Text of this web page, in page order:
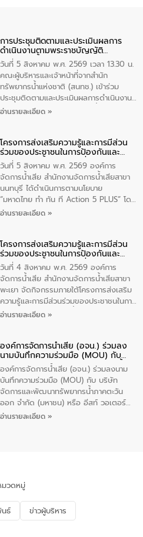
การประชุมติดตามและประเมินผลการ
ดำเนินงานตามพระราชบัญญัติ
ทรัพยากรน้ำ พ.ศ. 2561 ประจำ
ปีงบประมาณ พ.ศ. 2569
วันที่ 5 สิงหาคม พ.ศ. 2569 เวลา 13.30 น.
คณะผู้บริหารและเจ้าหน้าที่จากสำนัก
ทรัพยากรน้ำแห่งชาติ (สนทช.) เข้าร่วม
ประชุมติดตามและประเมินผลการดำเนินงาน
ตามพระราชบัญญัติทรัพยากรน้ำ พ.ศ. 2561
วัดสิงห์ จังหวัดชัยนาท โดยมีนายแสงชัย
สุขชื่น นายกเทศมนตรีตำบลวัดสิงห์ คณะผู้
บริหารเทศบาลตำบลวัดสิงห์ ผู้นำชุมชน และ
ประชาชนในพื้นที่เทศบาลตำบลวัดสิงก์ที่มี
ส่วนได้ส่วนเสียในโครงก่อสร้างศูนย์บริหาร
จัดการคุณภาพน้ำเทศบาลตำบลวัดสิงห์
จังหวัดชัยนาท ให้การต้อนรับ
อ่านรายละเอียด »
โครงการส่งเสริมความรู้และการมีส่วน
ร่วมของประชาชนในการป้องกันและ
แก้ไขปัญหาน้ำเสียอย่างยั่งยืน
วันที่ 5 สิงหาคม พ.ศ. 2569 องค์การ
จัดการน้ำเสีย สำนักงานจัดการน้ำเสียสาขา
นนทบุรี ได้ดำเนินการตามนโยบาย
“มหาดไทย ทำ ทัน ที Action 5 PLUS” โดย
จัดโครงการส่งเสริมความรู้และการมีส่วน
“ชุมชนร่วมใจ น้ำใสยั่งยืน” ได้บรรยายให้
ความรู้เกี่ยวกับการจัดการน้ำเสียและการใช้
ถังดักไขมันให้แก่นักเรียนโรงเรียนวัดบ่อ
(นันทวิทยา) เทศบาลนครปากเกร็ด อำเภอ
ปากเกร็ด จังหวัดนนทบุรี จำนวน 30 คน
อ่านรายละเอียด »
โครงการส่งเสริมความรู้และการมีส่วน
ร่วมของประชาชนในการป้องกันและ
แก้ไขปัญหาน้ำเสียอย่างยั่งยืน
วันที่ 4 สิงหาคม พ.ศ. 2569 องค์การ
จัดการน้ำเสีย สำนักงานจัดการน้ำเสียสาขา
พะเยา จัดกิจกรรมภายใต้โครงการส่งเสริม
ความรู้และการมีส่วนร่วมของประชาชนในการ
ป้องกันและแก้ไขปัญหาน้ำเสียอย่างยั่งยืน
ชุมชนและการบำบัดน้ำเสียเบื้องต้น ให้กับ
นักเรียนชั้นประถมศึกษาปีที่ 5 โรงเรียน
เทศบาล 1 (พะเยาประชานุกูล) จำนวน 30
คน
อ่านรายละเอียด »
องค์การจัดการน้ำเสีย (อจน.) ร่วมลง
นามบันทึกความร่วมมือ (MOU) กับ
บริษัท จัดการและพัฒนาทรัพยากรน้ำ
ภาคตะวันออก จำกัด (มหาชน) หรือ อีส
ท์ วอเตอร์
องค์การจัดการน้ำเสีย (อจน.) ร่วมลงนาม
บันทึกความร่วมมือ (MOU) กับ บริษัท
จัดการและพัฒนาทรัพยากรน้ำภาคตะวัน
ออก จำกัด (มหาชน) หรือ อีสท์ วอเตอร์
เมื่อวันอังคารที่ 4 สิงหาคม 2569 ณ ห้อง
ด้านน้ำของประเทศ และเตรียมความพร้อม
รองรับการเติบโตของเมือง รวมถึงการ
ลงทุนในอุตสาหกรรมแห่งอนาคต ตลอดจน
มุ่งตอบโจทย์ความท้าทายจากวิกฤตการ
อ่านรายละเอียด »
มวดหมู่
นธ์ ข่าวผู้บริหาร